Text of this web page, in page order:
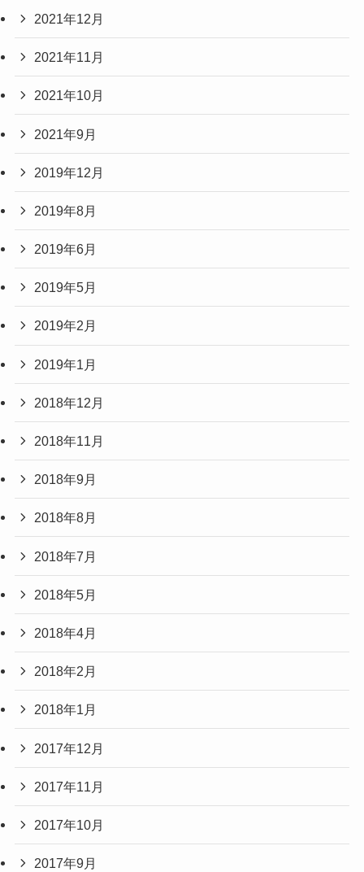
2021年12月
2021年11月
2021年10月
2021年9月
2019年12月
2019年8月
2019年6月
2019年5月
2019年2月
2019年1月
2018年12月
2018年11月
2018年9月
2018年8月
2018年7月
2018年5月
2018年4月
2018年2月
2018年1月
2017年12月
2017年11月
2017年10月
2017年9月